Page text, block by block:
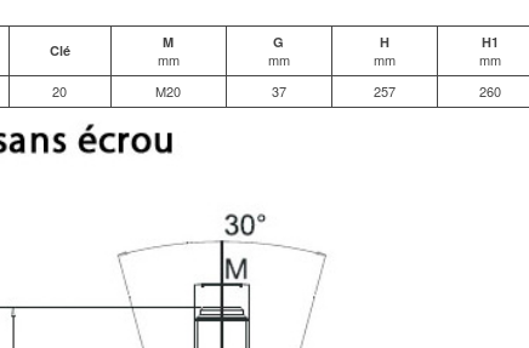
Clé M
mm
G
mm
H
mm
H1
mm
20 M20 37 257 260